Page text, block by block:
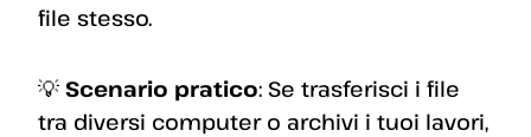
file stesso.
💡 Scenario pratico: Se trasferisci i file
tra diversi computer o archivi i tuoi lavori,